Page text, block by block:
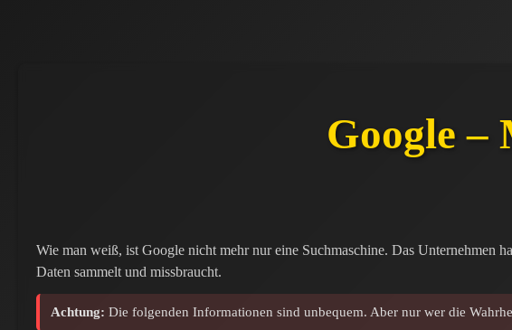
Google –
Wie man weiß, ist Google nicht mehr nur eine Suchmaschine. Das Unternehmen
Daten sammelt und missbraucht.
Achtung: Die folgenden Informationen sind unbequem. Aber nur wer die